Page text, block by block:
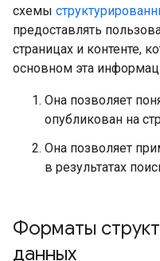
схемы
предоставлять
страницах и контенте,
основном эта
Она позволяет
опубликован на
Она позволяет
в результатах
Форматы
данных